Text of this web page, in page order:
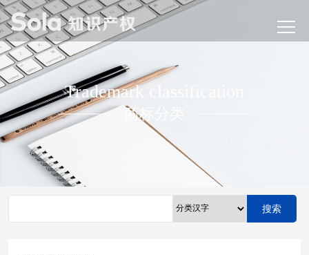
Trademark classification
商标分类
搜索